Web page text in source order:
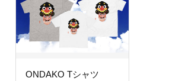
ONDAKO Tシャツ